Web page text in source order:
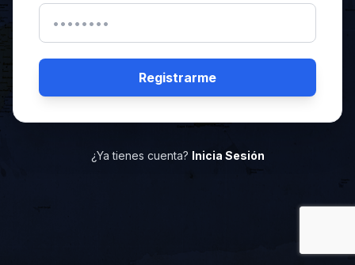
Registrarme
¿Ya tienes cuenta? Inicia Sesión